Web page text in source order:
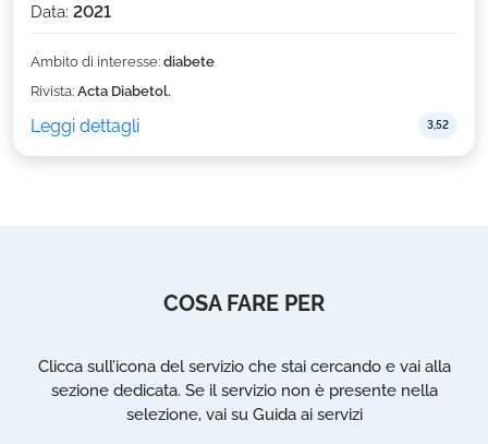
3,52
Data: 2021
Ambito di interesse: diabete
Rivista: Acta Diabetol.
Leggi dettagli
COSA FARE PER
Clicca sull’icona del servizio che stai cercando e vai alla
sezione dedicata. Se il servizio non è presente nella
selezione, vai su Guida ai servizi